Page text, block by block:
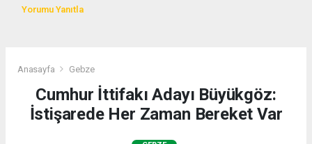
Yorumu Yanıtla
Anasayfa Gebze
Cumhur İttifakı Adayı Büyükgöz:
İstişarede Her Zaman Bereket Var